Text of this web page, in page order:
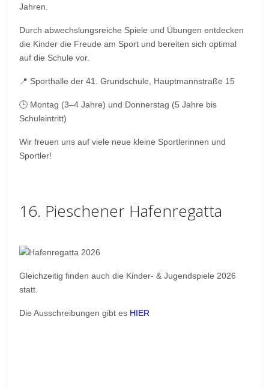
Jahren.
Durch abwechslungsreiche Spiele und Übungen entdecken
die Kinder die Freude am Sport und bereiten sich optimal
auf die Schule vor.
📍 Sporthalle der 41. Grundschule, Hauptmannstraße 15
🕒 Montag (3–4 Jahre) und Donnerstag (5 Jahre bis
Schuleintritt)
Wir freuen uns auf viele neue kleine Sportlerinnen und
Sportler!
16. Pieschener Hafenregatta
Gleichzeitig finden auch die Kinder- & Jugendspiele 2026
statt.
Die Ausschreibungen gibt es HIER